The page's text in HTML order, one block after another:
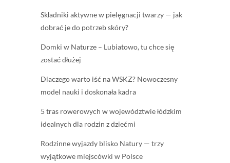
Składniki aktywne w pielęgnacji twarzy — jak
dobrać je do potrzeb skóry?
Domki w Naturze – Lubiatowo, tu chce się
zostać dłużej
Dlaczego warto iść na WSKZ? Nowoczesny
model nauki i doskonała kadra
5 tras rowerowych w województwie łódzkim
idealnych dla rodzin z dziećmi
Rodzinne wyjazdy blisko Natury — trzy
wyjątkowe miejscówki w Polsce